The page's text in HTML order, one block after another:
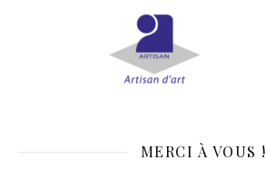
MERCI À VOUS !